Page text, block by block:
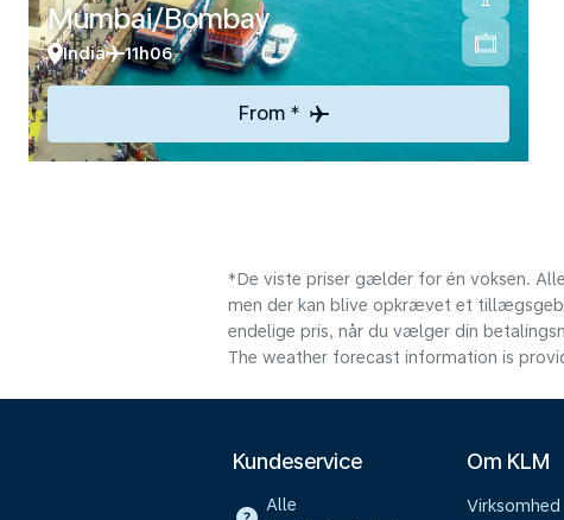
Mumbai/Bombay
India 11h06
From *
*De viste priser gælder for én voksen.
men der kan blive opkrævet et
endelige pris, når du vælger din
The weather forecast information is
Kundeservice
Alle
Om KLM
Virksomhed